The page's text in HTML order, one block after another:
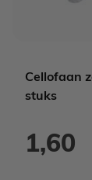
Cellofaan
stuks
1,60